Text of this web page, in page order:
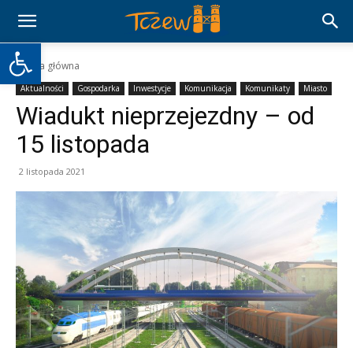
Otwórz pasek narzędzi
Strona główna
Aktualności Gospodarka Inwestycje Komunikacja Komunikaty Miasto
Wiadukt nieprzejezdny – od
15 listopada
2 listopada 2021